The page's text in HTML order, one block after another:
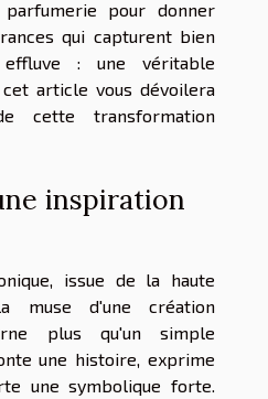
pour donner
qui capturent bien
effluve : une véritable
article vous dévoilera
cette transformation
inspiration
issue de la haute
muse d'une création
plus qu'un simple
une histoire, exprime
une symbolique forte.